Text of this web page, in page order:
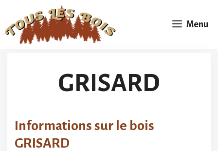
contenu
Menu
GRISARD
Informations sur le bois
GRISARD